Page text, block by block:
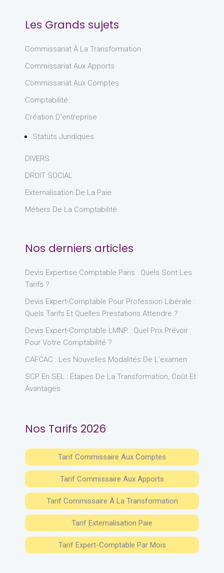
Les Grands sujets
Commissariat À La Transformation
Commissariat Aux Apports
Commissariat Aux Comptes
Comptabilité
Création D'entreprise
Statuts Juridiques
DIVERS
DROIT SOCIAL
Externalisation De La Paie
Métiers De La Comptabilité
Nos derniers articles
Devis Expertise Comptable Paris : Quels Sont Les
Tarifs ?
Devis Expert-Comptable Pour Profession Libérale :
Quels Tarifs Et Quelles Prestations Attendre ?
Devis Expert-Comptable LMNP : Quel Prix Prévoir
Pour Votre Comptabilité ?
CAFCAC : Les Nouvelles Modalités De L’examen
SCP En SEL : Étapes De La Transformation, Coût Et
Avantages
Nos Tarifs 2026
Tarif Commissaire Aux Comptes
Tarif Commissaire Aux Apports
Tarif Commissaire À La Transformation
Tarif Externalisation Paie
Tarif Expert-Comptable Par Mois